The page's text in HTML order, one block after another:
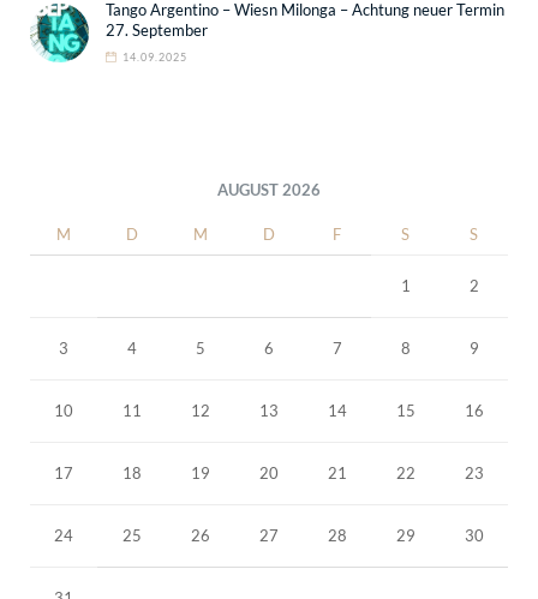
Tango Argentino – Wiesn Milonga – Achtung neuer Termin
27. September
14.09.2025
AUGUST 2026
M D M D F S S
1 2
3 4 5 6 7 8 9
10 11 12 13 14 15 16
17 18 19 20 21 22 23
24 25 26 27 28 29 30